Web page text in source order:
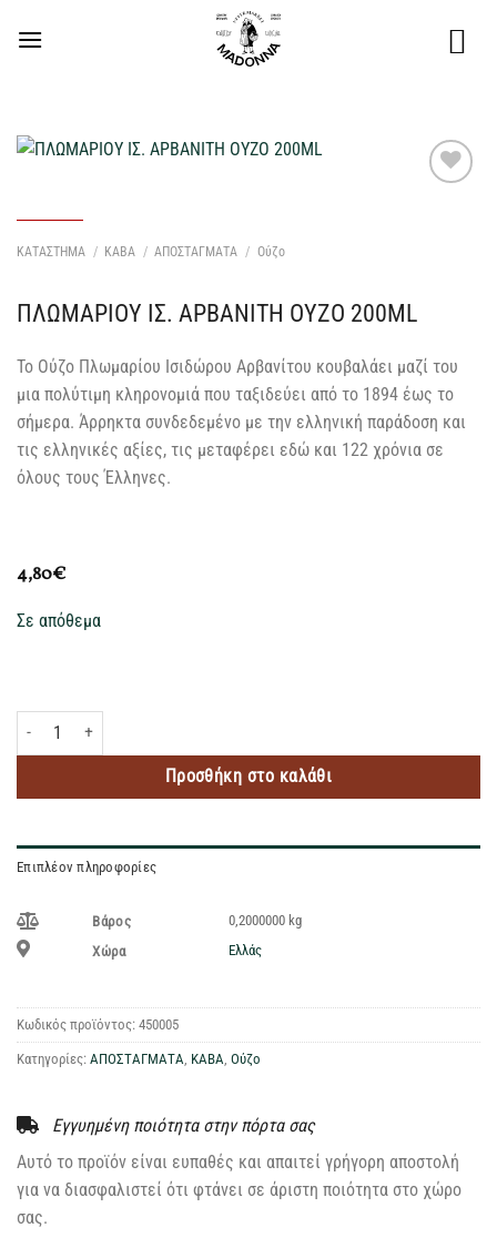
στο
ΚΑΤΑΣΤΗΜΑ / ΚΑΒΑ / ΑΠΟΣΤΑΓΜΑΤΑ / Ούζο
ΠΛΩΜΑΡΙΟΥ ΙΣ. ΑΡΒΑΝΙΤΗ ΟΥΖΟ 200ML
Το Ούζο Πλωμαρίου Ισιδώρου Αρβανίτου κουβαλάει μαζί του
μια πολύτιμη κληρονομιά που ταξιδεύει από το 1894 έως το
σήμερα. Άρρηκτα συνδεδεμένο με την ελληνική παράδοση και
τις ελληνικές αξίες, τις μεταφέρει εδώ και 122 χρόνια σε
όλους τους Έλληνες.
4,80€
Σε απόθεμα
ΠΛΩΜΑΡΙΟΥ ΙΣ. ΑΡΒΑΝΙΤΗ ΟΥΖΟ 200ML ποσότητα
Προσθήκη στο καλάθι
Επιπλέον πληροφορίες
Βάρος
0,2000000 kg
Χώρα
Ελλάς
Κωδικός προϊόντος: 450005
Κατηγορίες: ΑΠΟΣΤΑΓΜΑΤΑ, ΚΑΒΑ, Ούζο
Εγγυημένη ποιότητα στην πόρτα σας
Αυτό το προϊόν είναι ευπαθές και απαιτεί γρήγορη αποστολή
για να διασφαλιστεί ότι φτάνει σε άριστη ποιότητα στο χώρο
σας.